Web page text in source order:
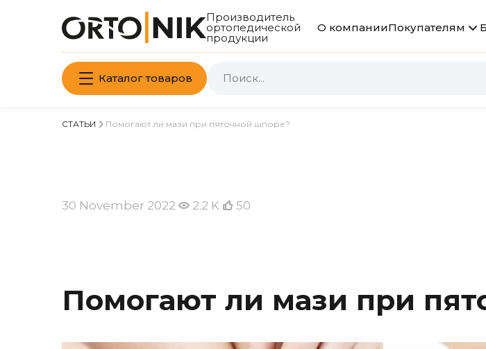
Производитель
ортопедической
продукции
О компанииПокупателям
Каталог товаров
СТАТЬИ Помогают ли мази при пяточной шпоре?
30 November 2022 2.2 K 50
Помогают ли мази при